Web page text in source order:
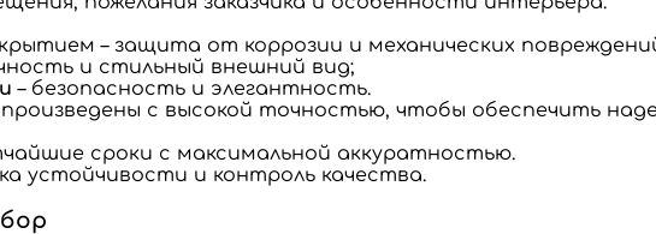
– защита от коррозии и механических
и стильный внешний вид;
– безопасность и элегантность.
с высокой точностью, чтобы обеспечить
сроки с максимальной аккуратностью.
устойчивости и контроль качества.